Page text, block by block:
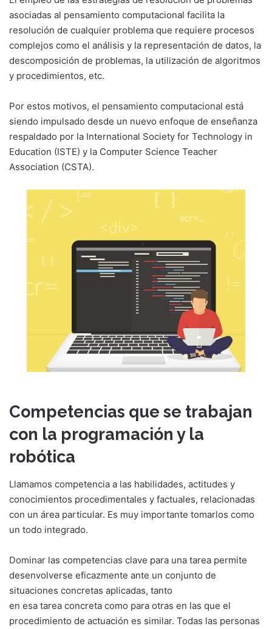
asociadas al pensamiento computacional facilita la
resolución de cualquier problema que requiere procesos
complejos como el análisis y la representación de datos, la
descomposición de problemas, la utilización de algoritmos
y procedimientos, etc.
Por estos motivos, el pensamiento computacional está
siendo impulsado desde un nuevo enfoque de enseñanza
respaldado por la International Society for Technology in
Education (ISTE) y la Computer Science Teacher
Association (CSTA).
Competencias que se trabajan
con la programación y la
robótica
Llamamos competencia a las habilidades, actitudes y
conocimientos procedimentales y factuales, relacionadas
con un área particular. Es muy importante tomarlos como
un todo integrado.
Dominar las competencias clave para una tarea permite
desenvolverse eficazmente ante un conjunto de
situaciones concretas aplicadas, tanto
en esa tarea concreta como para otras en las que el
procedimiento de actuación es similar. Todas las personas